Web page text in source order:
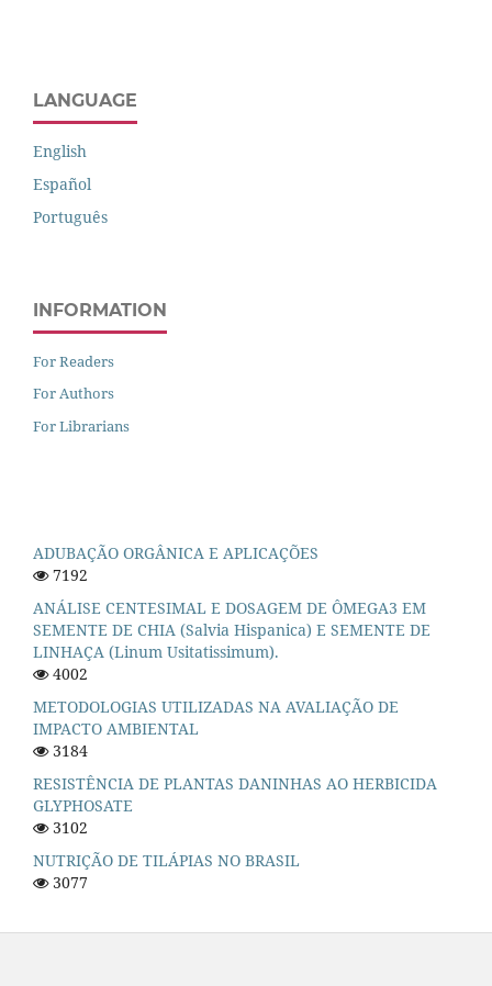
LANGUAGE
English
Español
Português
INFORMATION
For Readers
For Authors
For Librarians
ADUBAÇÃO ORGÂNICA E APLICAÇÕES
7192
ANÁLISE CENTESIMAL E DOSAGEM DE ÔMEGA3 EM
SEMENTE DE CHIA (Salvia Hispanica) E SEMENTE DE
LINHAÇA (Linum Usitatissimum).
4002
METODOLOGIAS UTILIZADAS NA AVALIAÇÃO DE
IMPACTO AMBIENTAL
3184
RESISTÊNCIA DE PLANTAS DANINHAS AO HERBICIDA
GLYPHOSATE
3102
NUTRIÇÃO DE TILÁPIAS NO BRASIL
3077